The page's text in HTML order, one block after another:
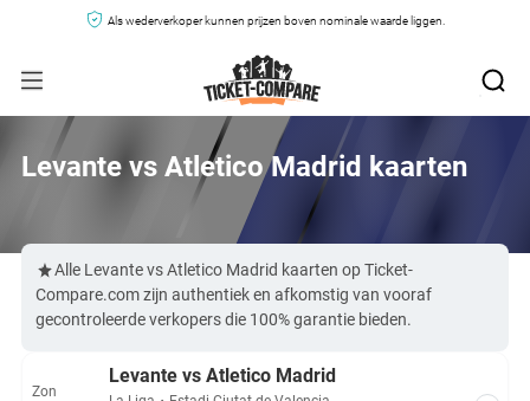
Als wederverkoper kunnen prijzen boven nominale waarde liggen.
Levante vs Atletico Madrid kaarten
Alle Levante vs Atletico Madrid kaarten op Ticket-
Compare.com zijn authentiek en afkomstig van vooraf
gecontroleerde verkopers die 100% garantie bieden.
Zon
Levante vs Atletico Madrid